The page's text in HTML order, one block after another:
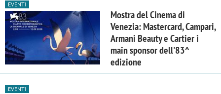
EVENTI
Mostra del Cinema di
Venezia: Mastercard, Campari,
Armani Beauty e Cartier i
main sponsor dell'83^
edizione
EVENTI